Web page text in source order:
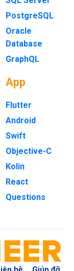
PostgreSQL
Oracle
Database
GraphQL
App
Flutter
Android
Swift
Objective-C
Kolin
React
Questions